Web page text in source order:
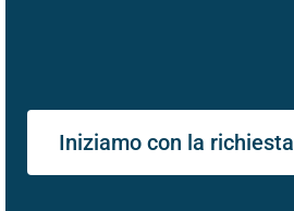
Iniziamo con la richiesta